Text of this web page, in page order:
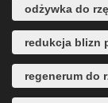
odżywka do
redukcja blizn
regenerum do